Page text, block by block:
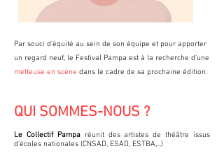
Par souci d’équité au sein de son équipe et pour apporter
un regard neuf, le Festival Pampa est à la recherche d’une
metteuse en scène dans le cadre de sa prochaine édition.
QUI SOMMES-NOUS ?
Le Collectif Pamparéunit des artistes de théâtre issus
d’écoles nationales (CNSAD, ESAD, ESTBA,...)